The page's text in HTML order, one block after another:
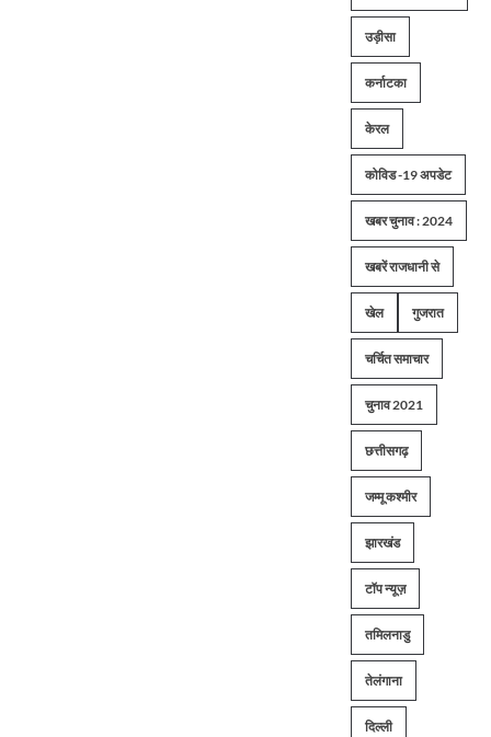
उड़ीसा
कर्नाटका
केरल
कोविड -19 अपडेट
खबर चुनाव : 2024
खबरें राजधानी से
खेल गुजरात
चर्चित समाचार
चुनाव 2021
छत्तीसगढ़
जम्मू कश्मीर
झारखंड
टॉप न्यूज़
तमिलनाडु
तेलंगाना
दिल्ली